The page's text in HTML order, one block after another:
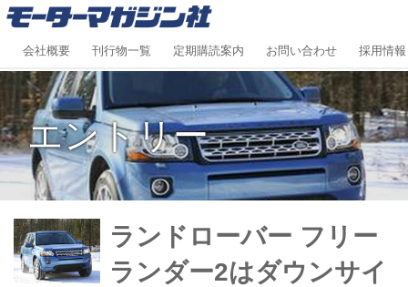
会社概要 刊行物一覧 定期購読案内 お問い合わせ 採用情報
エントリー
ランドローバー フリー
ランダー2はダウンサイ